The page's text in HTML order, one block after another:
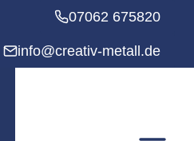
07062 675820
info@creativ-metall.de